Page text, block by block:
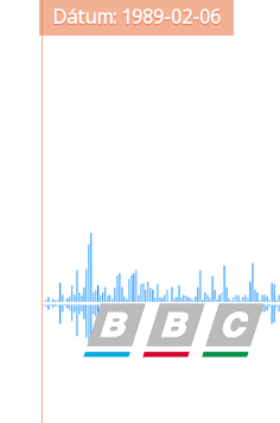
Dátum: 1989-02-06